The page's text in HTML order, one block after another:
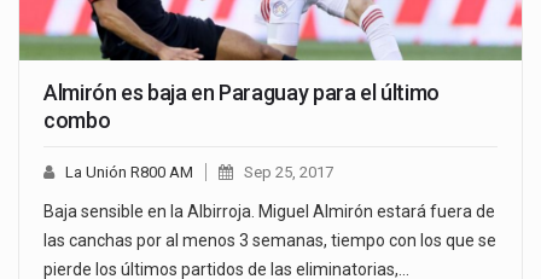
Almirón es baja en Paraguay para el último
combo
La Unión R800 AM Sep 25, 2017
Baja sensible en la Albirroja. Miguel Almirón estará fuera de
las canchas por al menos 3 semanas, tiempo con los que se
pierde los últimos partidos de las eliminatorias,…